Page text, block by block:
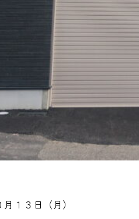
１３日（月）